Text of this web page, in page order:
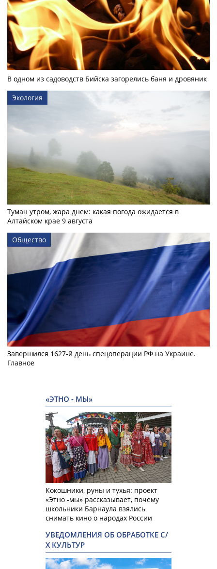
В одном из садоводств Бийска загорелись баня и дровяник
Экология
Туман утром, жара днем: какая погода ожидается в
Алтайском крае 9 августа
Общество
Завершился 1627-й день спецоперации РФ на Украине.
Главное
«ЭТНО - МЫ»
Кокошники, руны и тухья: проект
«Этно -мы» рассказывает, почему
школьники Барнаула взялись
снимать кино о народах России
УВЕДОМЛЕНИЯ ОБ ОБРАБОТКЕ С/
Х КУЛЬТУР